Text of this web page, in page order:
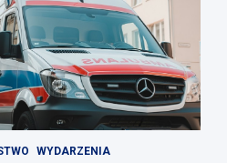
WYDARZENIA